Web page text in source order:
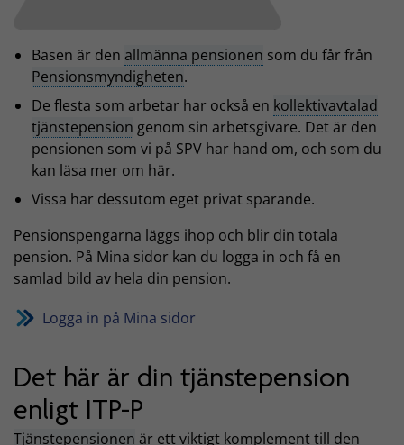
Basen är den allmänna pensionen som du får från
Pensionsmyndigheten.
De flesta som arbetar har också en kollektivavtalad
tjänstepension genom sin arbetsgivare. Det är den
pensionen som vi på SPV har hand om, och som du
kan läsa mer om här.
Vissa har dessutom eget privat sparande.
Pensionspengarna läggs ihop och blir din totala
pension. På Mina sidor kan du logga in och få en
samlad bild av hela din pension.
Logga in på Mina sidor
Det här är din tjänstepension
enligt ITP-P
Tjänstepensionen är ett viktigt komplement till den